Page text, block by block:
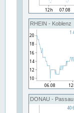
RHEIN - Koblenz
DONAU - Passau